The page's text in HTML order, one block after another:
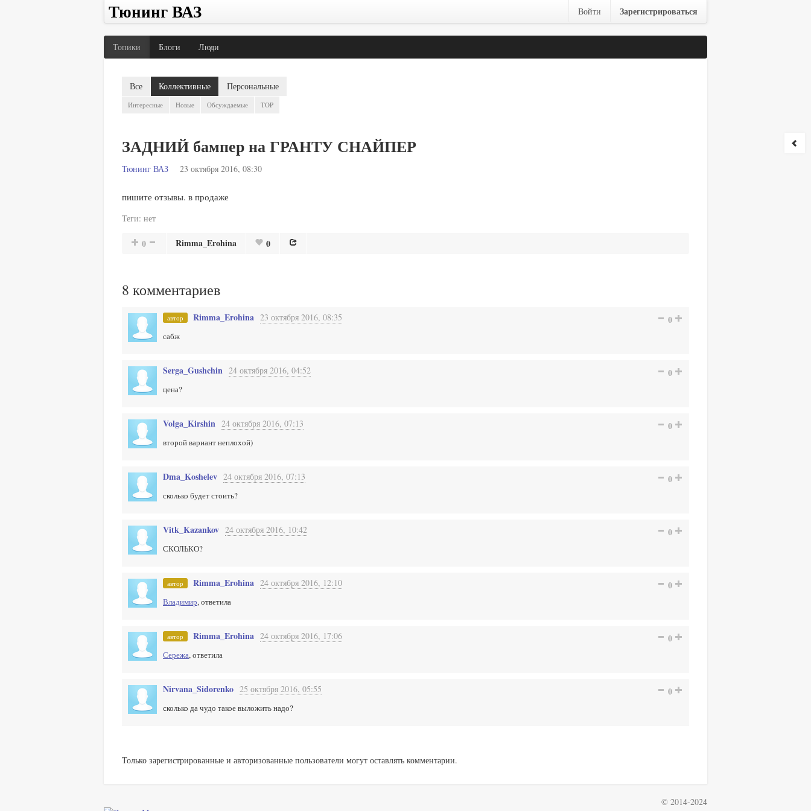
Тюнинг ВАЗ Войти Зарегистрироваться
Топики Блоги Люди
Все Коллективные Персональные
Интересные Новые Обсуждаемые TOP
ЗАДНИЙ бампер на ГРАНТУ СНАЙПЕР
Тюнинг ВАЗ 23 октября 2016, 08:30
пишите отзывы. в продаже
Теги: нет
0 Rimma_Erohina 0
8 комментариев
автор Rimma_Erohina 23 октября 2016, 08:35 0
сабж
Serga_Gushchin 24 октября 2016, 04:52 0
цена?
Volga_Kirshin 24 октября 2016, 07:13 0
второй вариант неплохой)
Dma_Koshelev 24 октября 2016, 07:13 0
сколько будет стоить?
Vitk_Kazankov 24 октября 2016, 10:42 0
СКОЛЬКО?
автор Rimma_Erohina 24 октября 2016, 12:10 0
Владимир, ответила
автор Rimma_Erohina 24 октября 2016, 17:06 0
Сережа, ответила
Nirvana_Sidorenko 25 октября 2016, 05:55 0
сколько да чудо такое выложить надо?
Только зарегистрированные и авторизованные пользователи могут оставлять комментарии.
© 2014-2024